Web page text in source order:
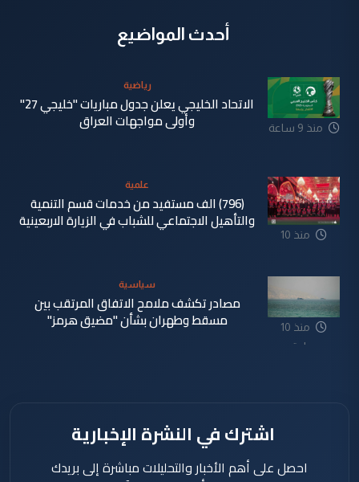
أحدث المواضيع
منذ 9 ساعة
رياضية
الاتحاد الخليجي يعلن جدول مباريات "خليجي 27"
وأولى مواجهات العراق
منذ 10
علمية
(796) الف مستفيد من خدمات قسم التنمية
والتأهيل الاجتماعي للشباب في الزيارة الاربعينية
منذ 10
ساعة
سياسية
مصادر تكشف ملامح الاتفاق المرتقب بين
مسقط وطهران بشأن "مضيق هرمز"
اشترك في النشرة الإخبارية
احصل على أهم الأخبار والتحليلات مباشرة إلى بريدك